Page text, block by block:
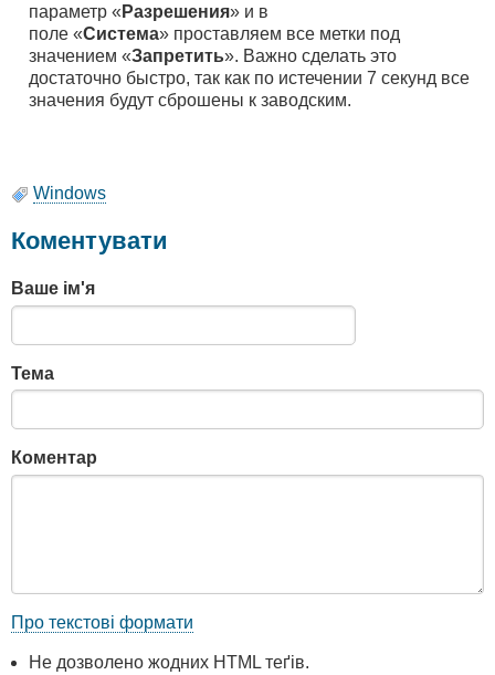
параметр « Разрешения» и в
поле «Система» проставляем все метки под
значением «Запретить». Важно сделать это
достаточно быстро, так как по истечении 7 секунд все
значения будут сброшены к заводским.
Windows
Коментувати
Ваше ім'я
Тема
Коментар
Про текстові формати
Не дозволено жодних HTML теґів.